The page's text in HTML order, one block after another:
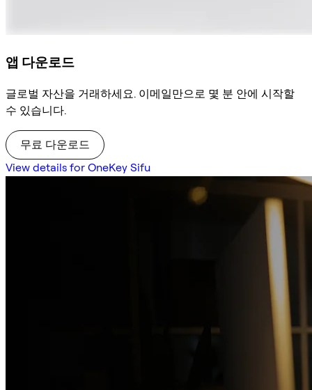
앱 다운로드
글로벌 자산을 거래하세요. 이메일만으로 몇 분 안에 시작할
수 있습니다.
무료 다운로드
View details for OneKey Sifu